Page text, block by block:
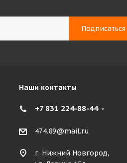
Наши контакты
+7 831 224-88-44
474.89@mail.ru
г. Нижний Новгород,